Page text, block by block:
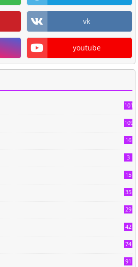
vk
youtube
101
109
16
3
15
35
29
42
74
91